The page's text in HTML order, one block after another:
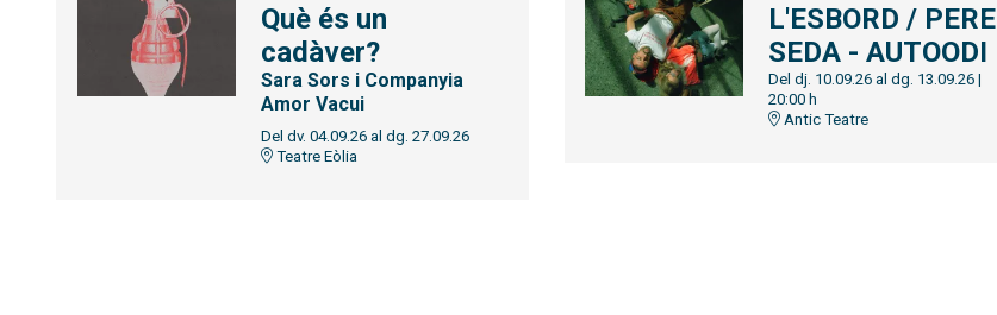
Què és un
cadàver?
Sara Sors i Companyia
Amor Vacui
Del dv. 04.09.26al dg. 27.09.26
Teatre Eòlia
L'ESBORD / PERE
SEDA - AUTOODI
Del dj. 10.09.26 al dg. 13.09.26 |
20:00 h
Antic Teatre